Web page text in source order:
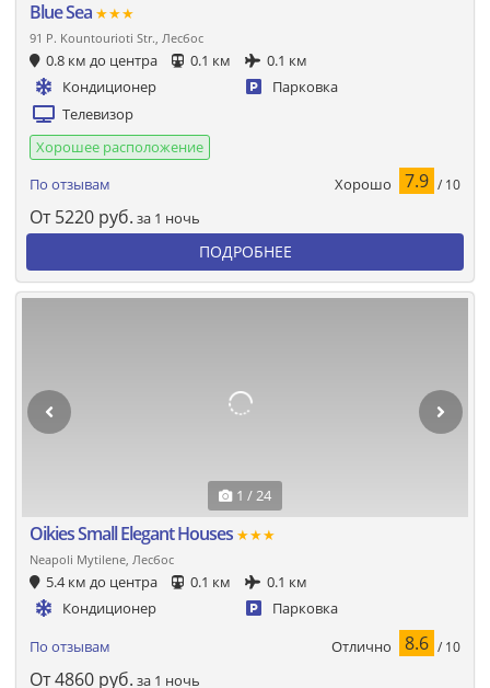
Blue Sea ★★★
91 P. Kountourioti Str., Лесбос
0.8 км до центра 0.1 км
0.1 км
Кондиционер
Парковка
Телевизор
Хорошее расположение
По отзывам
Хорошо 7.9 / 10
От 5220 руб. за 1 ночь
ПОДРОБНЕЕ
1 / 24
Oikies Small Elegant Houses ★★★
Neapoli Mytilene, Лесбос
5.4 км до центра 0.1 км
0.1 км
Кондиционер
Парковка
По отзывам Отлично 8.6 / 10
От4860 руб. за 1 ночь